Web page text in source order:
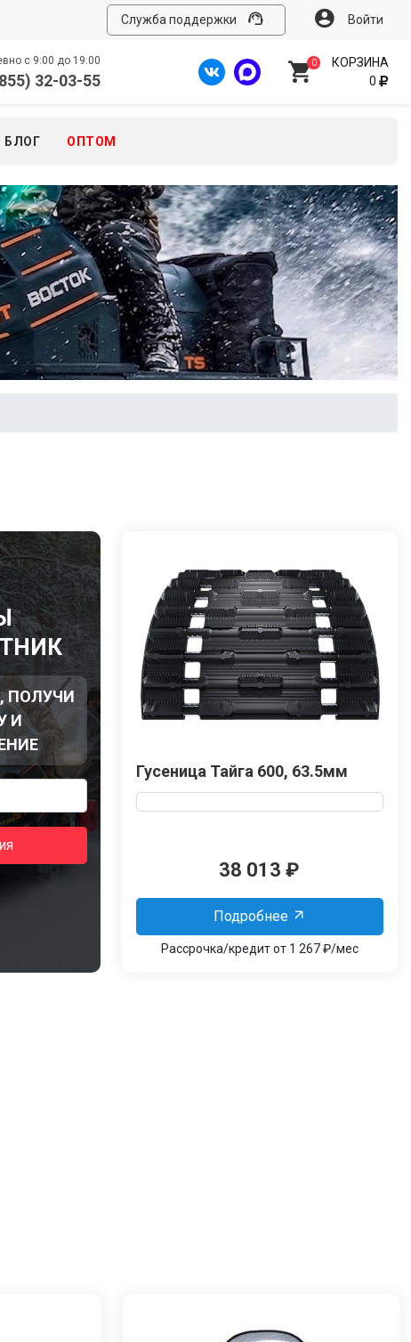
Служба поддержки Войти
с 9:00 до 19:00
32-03-55
0
КОРЗИНА
0
БЛОГ ОПТОМ
ПОЛУЧИ
И
Гусеница Тайга 600, 63.5мм
38 013 ₽
Подробнее
Рассрочка/кредит от 1 267 ₽/мес